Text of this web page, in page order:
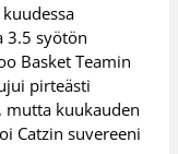
3.5 syötön
Basket Teamin
pirteästi
mutta kuukauden
Catzin suvereeni